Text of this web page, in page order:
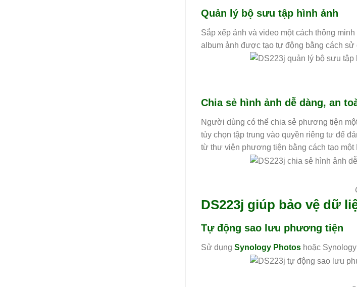
Quản lý bộ sưu tập hình ảnh
Sắp xếp ảnh và video một cách thông
album ảnh được tạo tự động bằng cách sử
Chia sẻ hình ảnh dễ dàng, an
Người dùng có thể chia sẻ phương tiện
tùy chọn tập trung vào quyền riêng tư để
từ thư viện phương tiện bằng cách tạo một
DS223j giúp bảo vệ dữ
Tự động sao lưu phương tiện
Sử dụng Synology Photos hoặc